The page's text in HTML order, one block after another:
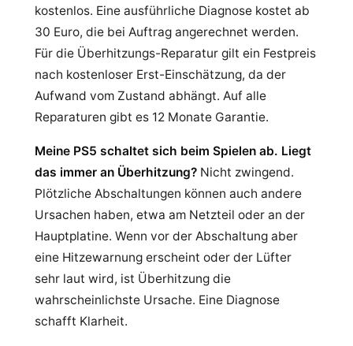
kostenlos. Eine ausführliche Diagnose kostet ab
30 Euro, die bei Auftrag angerechnet werden.
Für die Überhitzungs-Reparatur gilt ein Festpreis
nach kostenloser Erst-Einschätzung, da der
Aufwand vom Zustand abhängt. Auf alle
Reparaturen gibt es 12 Monate Garantie.
Meine PS5 schaltet sich beim Spielen ab. Liegt
das immer an Überhitzung? Nicht zwingend.
Plötzliche Abschaltungen können auch andere
Ursachen haben, etwa am Netzteil oder an der
Hauptplatine. Wenn vor der Abschaltung aber
eine Hitzewarnung erscheint oder der Lüfter
sehr laut wird, ist Überhitzung die
wahrscheinlichste Ursache. Eine Diagnose
schafft Klarheit.